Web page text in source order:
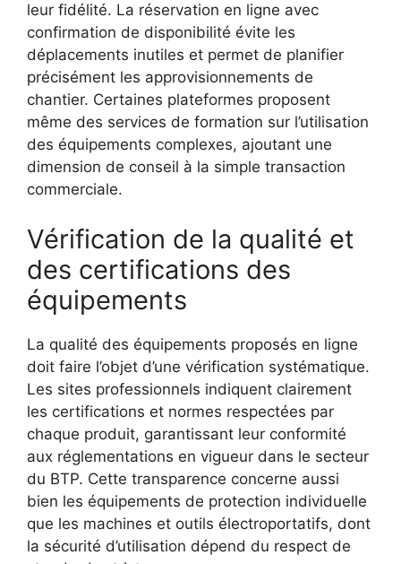
leur fidélité. La réservation en ligne avec
confirmation de disponibilité évite les
déplacements inutiles et permet de planifier
précisément les approvisionnements de
chantier. Certaines plateformes proposent
même des services de formation sur l’utilisation
des équipements complexes, ajoutant une
dimension de conseil à la simple transaction
commerciale.
Vérification de la qualité et
des certifications des
équipements
La qualité des équipements proposés en ligne
doit faire l’objet d’une vérification systématique.
Les sites professionnels indiquent clairement
les certifications et normes respectées par
chaque produit, garantissant leur conformité
aux réglementations en vigueur dans le secteur
du BTP. Cette transparence concerne aussi
bien les équipements de protection individuelle
que les machines et outils électroportatifs, dont
la sécurité d’utilisation dépend du respect de